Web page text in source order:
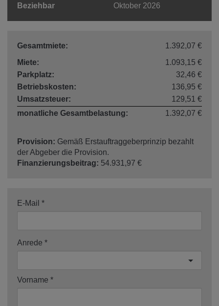
Beziehbar
Oktober 2026
Gesamtmiete:
1.392,07 €
Miete:
1.093,15 €
Parkplatz:
32,46 €
Betriebskosten:
136,95 €
Umsatzsteuer:
129,51 €
monatliche Gesamtbelastung:
1.392,07 €
Provision: Gemäß Erstauftraggeberprinzip bezahlt
der Abgeber die Provision.
Finanzierungsbeitrag: 54.931,97 €
E-Mail
Anrede
Vorname